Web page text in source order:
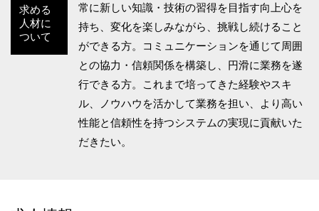
求める
人材に
ついて
常に新しい知識・技術の習得を目指す向上心を
持ち、変化を楽しみながら、挑戦し続けること
ができる方。コミュニケーションを通じて周囲
との協力・信頼関係を構築し、円滑に業務を遂
行できる方。これまで培ってきた経験やスキ
ル、ノウハウを活かして業務を担い、より高い
性能と信頼性を持つシステムの実現に貢献いた
だきたい。